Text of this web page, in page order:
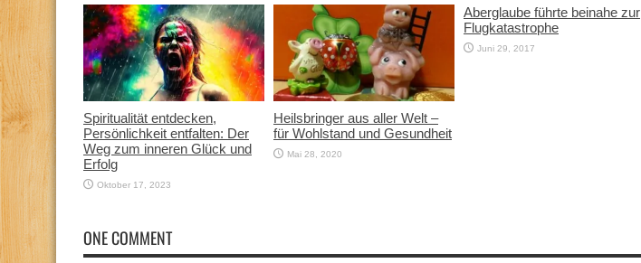
Spiritualität entdecken,
Persönlichkeit entfalten: Der
Weg zum inneren Glück und
Erfolg
Oktober 17, 2023
Heilsbringer aus aller Welt –
für Wohlstand und Gesundheit
Mai 28, 2020
Aberglaube führte beinahe zur
Flugkatastrophe
Juni 29, 2017
ONE COMMENT